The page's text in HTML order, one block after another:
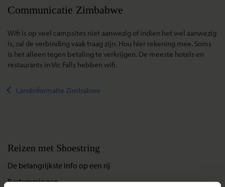
Communicatie Zimbabwe
Wifi is op veel campsites niet aanwezig of indien het wel aanwezig
is, zal de verbinding vaak traag zijn. Hou hier rekening mee. Soms
is het alleen tegen betaling te verkrijgen. De meeste hotels en
restaurants in Vic Falls hebben wifi.
Landinformatie Zimbabwe
Reizen met Shoestring
De belangrijkste info op een rij
Bestemmingen